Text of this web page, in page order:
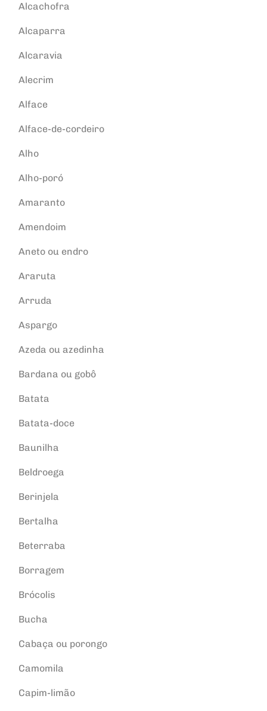
Alcachofra
Alcaparra
Alcaravia
Alecrim
Alface
Alface-de-cordeiro
Alho
Alho-poró
Amaranto
Amendoim
Aneto ou endro
Araruta
Arruda
Aspargo
Azeda ou azedinha
Bardana ou gobô
Batata
Batata-doce
Baunilha
Beldroega
Berinjela
Bertalha
Beterraba
Borragem
Brócolis
Bucha
Cabaça ou porongo
Camomila
Capim-limão